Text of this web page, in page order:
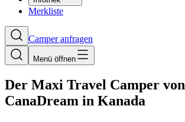
Merkliste
Camper anfragen
Menü öffnen
Der Maxi Travel Camper von
CanaDream in Kanada